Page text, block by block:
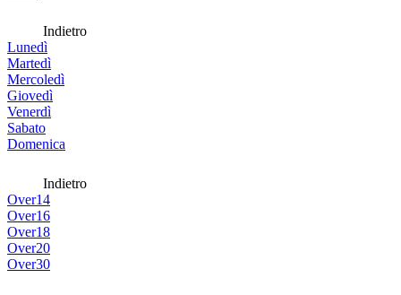
Indietro
Lunedì
Martedì
Mercoledì
Giovedì
Venerdì
Sabato
Domenica
Indietro
Over14
Over16
Over18
Over20
Over30